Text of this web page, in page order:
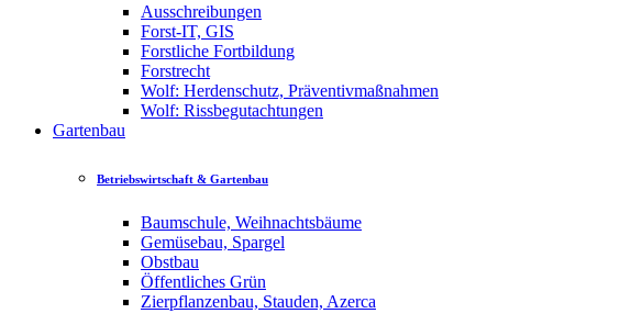
Ausschreibungen
Forst-IT, GIS
Forstliche Fortbildung
Forstrecht
Wolf: Herdenschutz, Präventivmaßnahmen
Wolf: Rissbegutachtungen
Gartenbau
Betriebswirtschaft & Gartenbau
Baumschule, Weihnachtsbäume
Gemüsebau, Spargel
Obstbau
Öffentliches Grün
Zierpflanzenbau, Stauden, Azerca